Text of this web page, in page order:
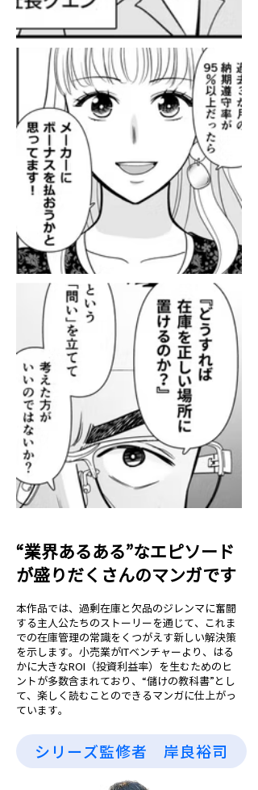
“業界あるある”なエピソード
が盛りだくさんのマンガです
本作品では、過剰在庫と欠品のジレンマに奮闘
する主人公たちのストーリーを通じて、これま
での在庫管理の常識をくつがえす新しい解決策
を示します。小売業がITベンチャーより、はる
かに大きなROI（投資利益率）を生むためのヒ
ントが多数含まれており、“儲けの教科書”とし
て、楽しく読むことのできるマンガに仕上がっ
ています。
シリーズ監修者 岸良裕司